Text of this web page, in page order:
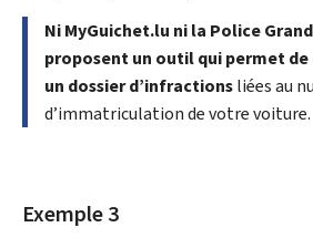
Ni MyGuichet.lu ni la Police
proposent un outil qui permet
un dossier d’infractionsliées au
d’immatriculation de votre voiture.
Exemple 3